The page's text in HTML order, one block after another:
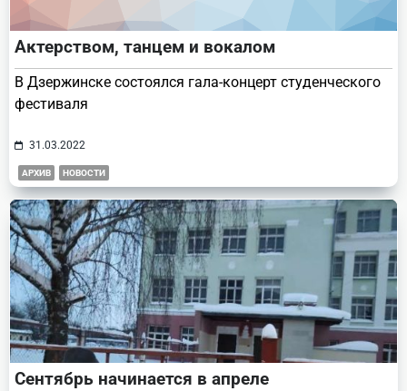
Актерством, танцем и вокалом
В Дзержинске состоялся гала-концерт студенческого
фестиваля
31.03.2022
АРХИВ НОВОСТИ
Сентябрь начинается в апреле